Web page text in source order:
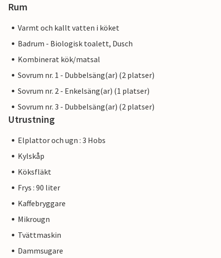
Rum
Varmt och kallt vatten i köket
Badrum - Biologisk toalett, Dusch
Kombinerat kök/matsal
Sovrum nr. 1 - Dubbelsäng(ar) (2 platser)
Sovrum nr. 2 - Enkelsäng(ar) (1 platser)
Sovrum nr. 3 - Dubbelsäng(ar) (2 platser)
Utrustning
Elplattor och ugn : 3 Hobs
Kylskåp
Köksfläkt
Frys : 90 liter
Kaffebryggare
Mikrougn
Tvättmaskin
Dammsugare